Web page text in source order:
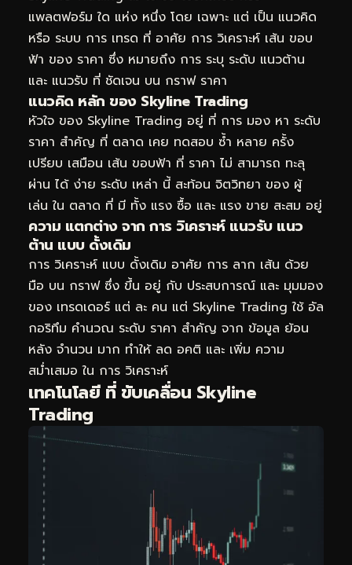
แพลตฟอร์ม ใด แห่ง หนึ่ง โดย เฉพาะ แต่ เป็น แนวคิด
หรือ ระบบ การ เทรด ที่ อาศัย การ วิเคราะห์ เส้น ขอบ
ฟ้า ของ ราคา ซึ่ง หมายถึง การ ระบุ ระดับ แนวต้าน
และ แนวรับ ที่ ชัดเจน บน กราฟ ราคา
แนวคิด หลัก ของ Skyline Trading
หัวใจ ของ Skyline Trading อยู่ ที่ การ มอง หา ระดับ
ราคา สำคัญ ที่ ตลาด เคย ทดสอบ ซ้ำ หลาย ครั้ง
เปรียบ เสมือน เส้น ขอบฟ้า ที่ ราคา ไม่ สามารถ ทะลุ
ผ่าน ได้ ง่าย ระดับ เหล่า นี้ สะท้อน จิตวิทยา ของ ผู้
เล่น ใน ตลาด ที่ มี ทั้ง แรง ซื้อ และ แรง ขาย สะสม อยู่
ความ แตกต่าง จาก การ วิเคราะห์ แนวรับ แนว
ต้าน แบบ ดั้งเดิม
การ วิเคราะห์ แบบ ดั้งเดิม อาศัย การ ลาก เส้น ด้วย
มือ บน กราฟ ซึ่ง ขึ้น อยู่ กับ ประสบการณ์ และ มุมมอง
ของ เทรดเดอร์ แต่ ละ คน แต่ Skyline Trading ใช้ อัล
กอริทึม คำนวณ ระดับ ราคา สำคัญ จาก ข้อมูล ย้อน
หลัง จำนวน มาก ทำให้ ลด อคติ และ เพิ่ม ความ
สม่ำเสมอ ใน การ วิเคราะห์
เทคโนโลยี ที่ ขับเคลื่อน Skyline
Trading